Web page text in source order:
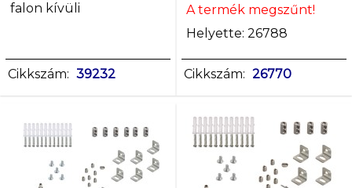
falon kívüli
Cikkszám: 39232
A termék megszűnt!
Helyette: 26788
Cikkszám: 26770